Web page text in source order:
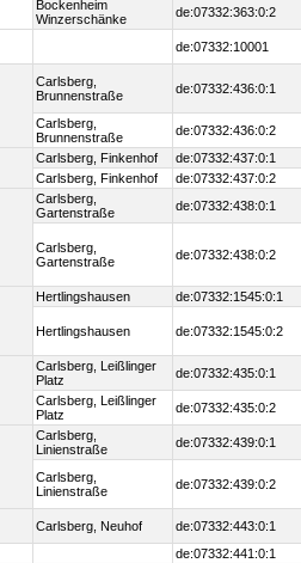
Bockenheim
Winzerschänke
de:07332:363:0:2
de:07332:10001
Carlsberg,
Brunnenstraße
de:07332:436:0:1
Carlsberg,
Brunnenstraße
de:07332:436:0:2
Carlsberg, Finkenhof
de:07332:437:0:1
Carlsberg, Finkenhof
de:07332:437:0:2
Carlsberg,
Gartenstraße
de:07332:438:0:1
Carlsberg,
Gartenstraße
de:07332:438:0:2
Hertlingshausen de:07332:1545:0:1
Hertlingshausen de:07332:1545:0:2
Carlsberg, Leißlinger
Platz
de:07332:435:0:1
Carlsberg, Leißlinger
Platz
de:07332:435:0:2
Carlsberg,
Linienstraße
de:07332:439:0:1
Carlsberg,
Linienstraße
de:07332:439:0:2
Carlsberg, Neuhof
de:07332:443:0:1
de:07332:441:0:1